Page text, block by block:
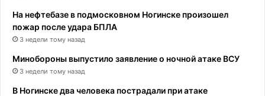
На нефтебазе в подмосковном Ногинске произошел
пожар после удара БПЛА
3 недели тому назад
Минобороны выпустило заявление о ночной атаке ВСУ
3 недели тому назад
В Ногинске два человека пострадали при атаке